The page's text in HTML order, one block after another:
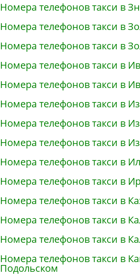
Номера телефонов такси в
Номера телефонов такси в
Номера телефонов такси в
Номера телефонов такси в
Номера телефонов такси в
Номера телефонов такси в
Номера телефонов такси в
Номера телефонов такси в
Номера телефонов такси в
Номера телефонов такси в
Номера телефонов такси в
Номера телефонов такси в
Номера телефонов такси в
Номера телефонов такси в
Подольском